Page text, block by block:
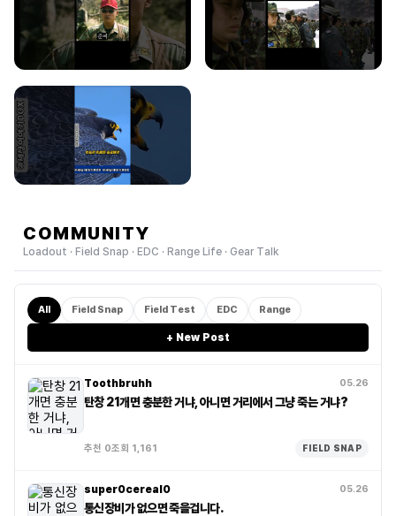
COMMUNITY
Loadout · Field Snap · EDC · Range Life · Gear Talk
All Field Snap Field Test EDC Range
+ New Post
Toothbruhh 05.26
탄창 21개면 충분한 거냐, 아니면 거리에서 그냥 죽는 거냐?
추천 0조회 1,161 FIELD SNAP
super0cereal0 05.26
통신장비가 없으면 죽을겁니다.